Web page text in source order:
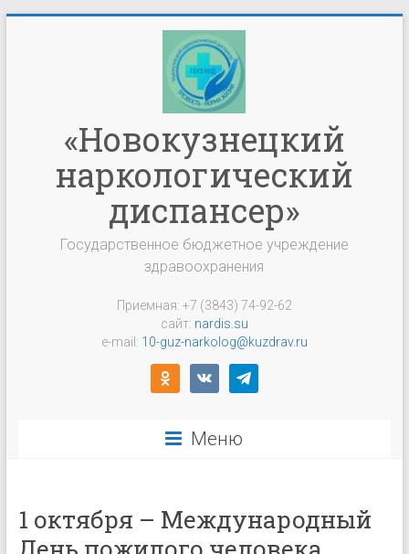
«Новокузнецкий
наркологический
диспансер»
Государственное бюджетное учреждение
здравоохранения
Приемная: +7 (3843) 74-92-62
сайт: nardis.su
e-mail: 10-guz-narkolog@kuzdrav.ru
odnoklassniki
vkontaktetelegram
Меню
1 октября – Международный